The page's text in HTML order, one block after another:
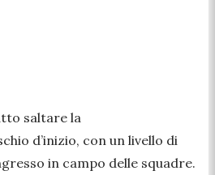
saltare la
d’inizio, con un livello di
in campo delle squadre.